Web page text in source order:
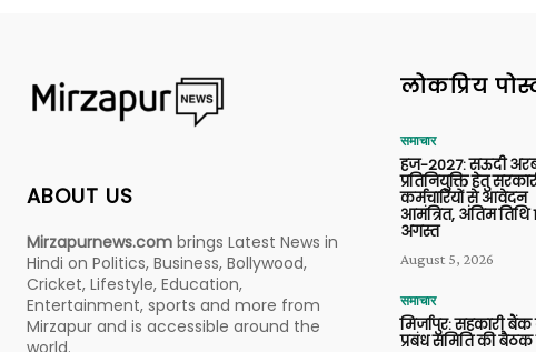
ABOUT US
Mirzapurnews.com brings Latest News in
Hindi on Politics, Business, Bollywood,
Cricket, Lifestyle, Education,
Entertainment, sports and more from
Mirzapur and is accessible around the
world.
लोकप्रिय
समाचार
हज-2027: सऊदी
प्रतिनियुक्ति हेतु
कर्मचारियों से आवेदन
आमंत्रित, अंतिम तिथि
अगस्त
August 5, 2026
समाचार
मिर्जापुर: सहकारी
प्रबंध समिति की